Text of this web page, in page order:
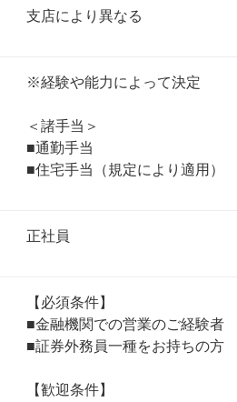
支店により異なる
※経験や能力によって決定
＜諸手当＞
■通勤手当
■住宅手当（規定により適用）
正社員
【必須条件】
■金融機関での営業のご経験者
■証券外務員一種をお持ちの方
【歓迎条件】